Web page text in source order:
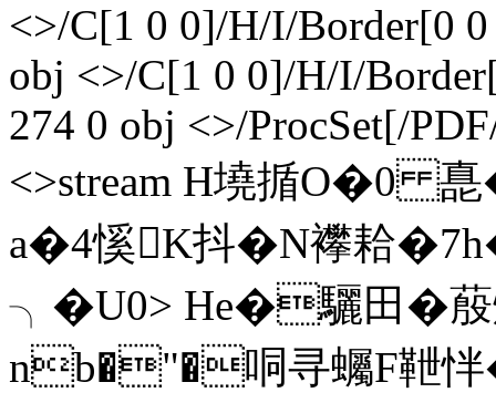
<>/C[1 0 0]/H/I/Border[0
obj <>/C[1 0 0]/H/I/
274 0 obj <>/ProcSet[/
<>stream H墝揗O�0
a�4慀K抖�N襻耠
╮�U0> He�驪田�蒑熽
nb�"�哃寻蠾F靾